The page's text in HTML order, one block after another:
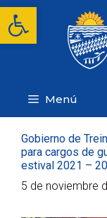
Abrir
Saltar
contenido
Menú
Gobierno de
para cargos de
estival 2021 –
5 de noviembre